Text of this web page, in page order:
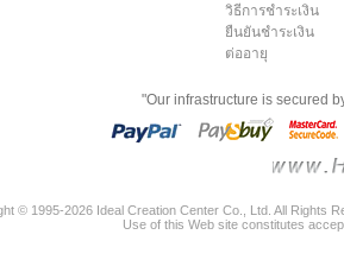
วิธีการชำระเงิน
ยืนยันชำระเงิน
ต่ออายุ
"Our infrastructure is secured
© 1995-2026 Ideal Creation Center Co., Ltd. All Rights
Use of this Web site constitutes